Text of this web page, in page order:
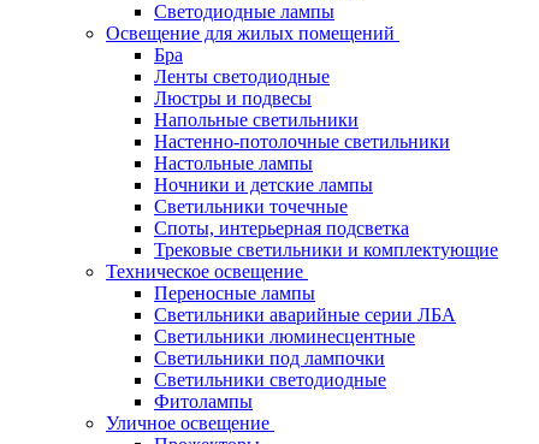
Светодиодные лампы
Освещение для жилых помещений
Бра
Ленты светодиодные
Люстры и подвесы
Напольные светильники
Настенно-потолочные светильники
Настольные лампы
Ночники и детские лампы
Светильники точечные
Споты, интерьерная подсветка
Трековые светильники и комплектующие
Техническое освещение
Переносные лампы
Светильники аварийные серии ЛБА
Светильники люминесцентные
Светильники под лампочки
Светильники светодиодные
Фитолампы
Уличное освещение